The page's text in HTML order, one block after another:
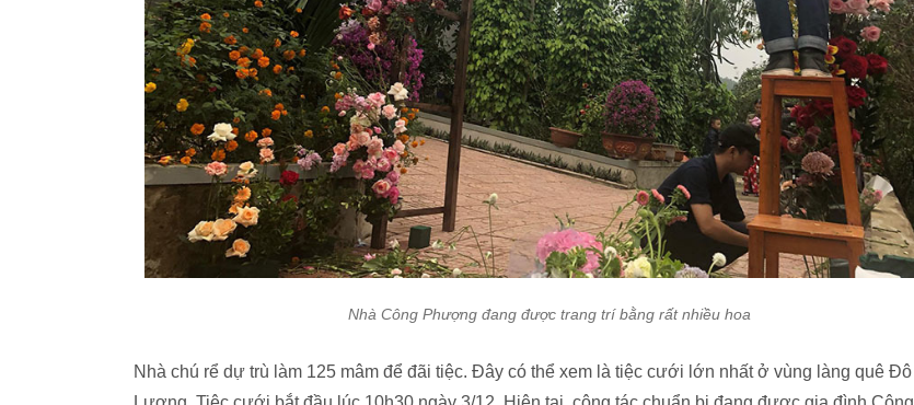
Nhà Công Phượng đang được trang trí bằng rất nhiều hoa
Nhà chú rể dự trù làm 125 mâm để đãi tiệc. Đây có thể xem là tiệc cưới lớn nhất ở vùng làng quê Đô